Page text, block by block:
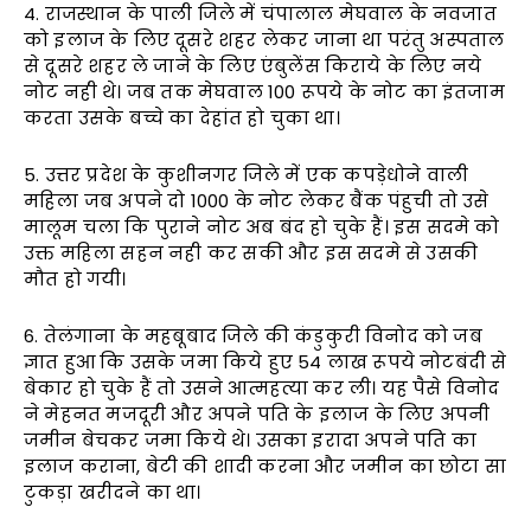
4. राजस्थान के पाली जिले में चंपालाल मेघवाल के नवजात
को इलाज के लिए दूसरे शहर लेकर जाना था परंतु अस्पताल
से दूसरे शहर ले जाने के लिए एंबुलेंस किराये के लिए नये
नोट नही थे। जब तक मेघवाल 100 रूपये के नोट का इंतजाम
करता उसके बच्चे का देहांत हो चुका था।
5. उत्तर प्रदेश के कुशीनगर जिले में एक कपड़ेधोने वाली
महिला जब अपने दो 1000 के नोट लेकर बैंक पंहुची तो उसे
मालूम चला कि पुराने नोट अब बंद हो चुके हैं। इस सदमे को
उक्त महिला सहन नही कर सकी और इस सदमे से उसकी
मौत हो गयी।
6. तेलंगाना के महबूबाद जिले की कंडुकुरी विनोद को जब
ज्ञात हुआ कि उसके जमा किये हुए 54 लाख रूपये नोटबंदी से
बेकार हो चुके हैं तो उसने आत्महत्या कर ली। यह पैसे विनोद
ने मेहनत मजदूरी और अपने पति के इलाज के लिए अपनी
जमीन बेचकर जमा किये थे। उसका इरादा अपने पति का
इलाज कराना, बेटी की शादी करना और जमीन का छोटा सा
टुकड़ा खरीदने का था।